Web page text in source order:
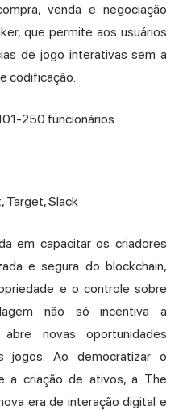
venda e negociação
que permite aos usuários
de jogo interativas sem a
codificação.
250 funcionários
Target, Slack
em capacitar os criadores
e segura do blockchain,
e o controle sobre
não só incentiva a
novas oportunidades
jogos. Ao democratizar o
a criação de ativos, a The
era de interação digital e